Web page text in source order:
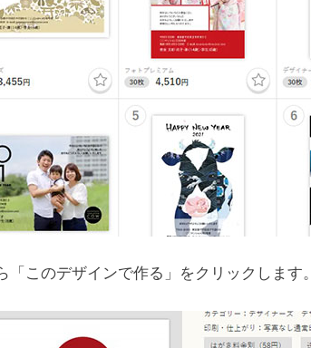
このデザインで作る」をクリックします。